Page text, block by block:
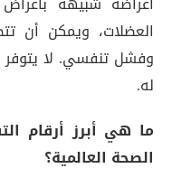
العضلات، ويمكن أن
وفشل تنفسي. لا
له.
ما هي أبرز أرقام
الصحة العالمية؟